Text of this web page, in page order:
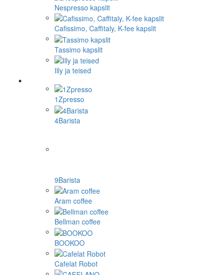
Nespresso kapslit
Cafissimo, Caffitaly, K-fee kapslit
Tassimo kapslit
Illy ja teised
1Zpresso
4Barista
9Barista
Aram coffee
Bellman coffee
BOOKOO
Cafelat Robot